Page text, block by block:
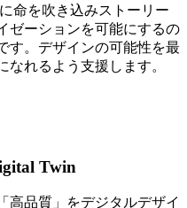
命を吹き込みストーリー
ゼーションを可能にするの
す。デザインの可能性を最
れるよう支援します。
Twin
高品質」をデジタルデザイ